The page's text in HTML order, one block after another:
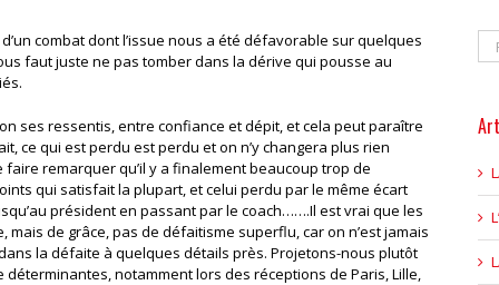
combat dont l’issue nous a été défavorable sur quelques
faut juste ne pas tomber dans la dérive qui pousse au
ses ressentis, entre confiance et dépit, et cela peut paraître
ce qui est perdu est perdu et on n’y changera plus rien
remarquer qu’il y a finalement beaucoup trop de
qui satisfait la plupart, et celui perdu par le même écart
président en passant par le coach…….Il est vrai que les
de grâce, pas de défaitisme superflu, car on n’est jamais
la défaite à quelques détails près. Projetons-nous plutôt
notamment lors des réceptions de Paris, Lille,